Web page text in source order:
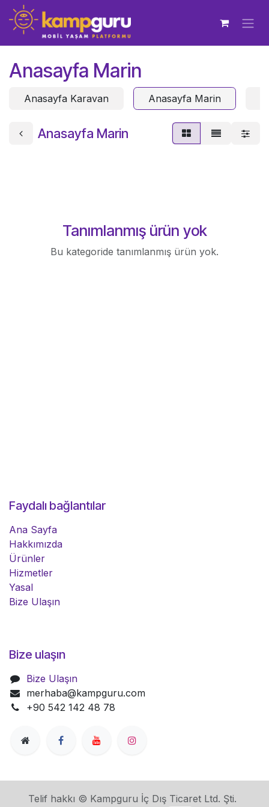
İçereği Atla
Anasayfa Marin
Anasayfa Karavan Anasayfa Marin
Anasayfa Marin
Tanımlanmış ürün yok
Bu kategoride tanımlanmış ürün yok.
Faydalı bağlantılar
Ana Sayfa
Hakkımızda
Ürünler
Hizmetler
Yasal
Bize Ulaşın
Bize ulaşın
Bize Ulaşın
merhaba@kampguru.com
+90 542 142 48 78
Telif hakkı © Kampguru İç Dış Ticaret Ltd. Şti.